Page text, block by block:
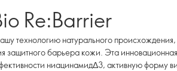
Re:Barrier
технологию натурального происхождения,
защитного барьера кожи. Эта инновационная
ниацинамидΔ3, активную форму